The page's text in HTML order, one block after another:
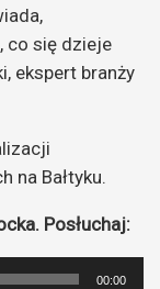
co się dzieje
ekspert branży
na Bałtyku.
Posłuchaj:
00:00